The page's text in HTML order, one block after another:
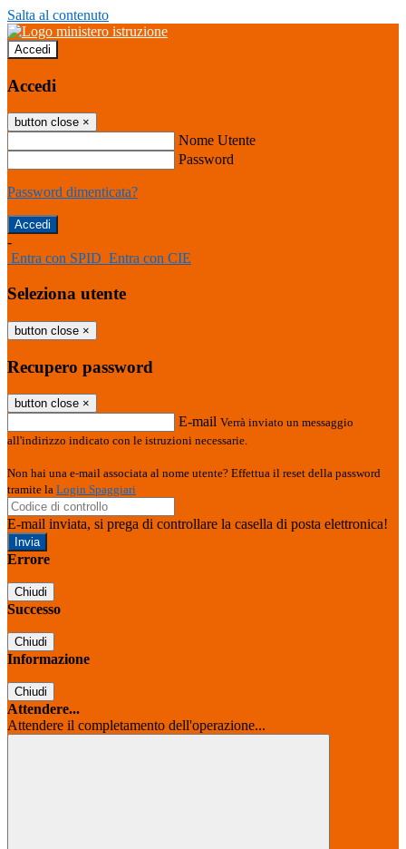
Salta al contenuto
Accedi
Accedi
button close ×
Nome Utente
Password
Password dimenticata?
-
Entra con SPID Entra con CIE
Seleziona utente
button close ×
Recupero password
button close ×
E-mail Verrà inviato un messaggio
all'indirizzo indicato con le istruzioni necessarie.
Non hai una e-mail associata al nome utente? Effettua il reset della password
tramite la Login Spaggiari
E-mail inviata, si prega di controllare la casella di posta elettronica!
Errore
Chiudi
Successo
Chiudi
Informazione
Chiudi
Attendere...
Attendere il completamento dell'operazione...